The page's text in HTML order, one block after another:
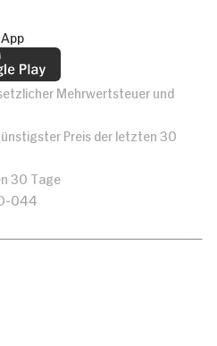
Mehrwertsteuer und
Preis der letzten 30
30 Tage
044